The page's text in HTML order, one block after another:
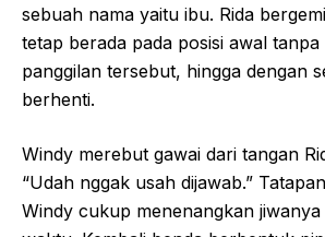
sebuah nama yaitu ibu. Rida
tetap berada pada posisi awal tanpa
panggilan tersebut, hingga dengan
berhenti.
Windy merebut gawai dari tangan
“Udah nggak usah dijawab.”
Windy cukup menenangkan